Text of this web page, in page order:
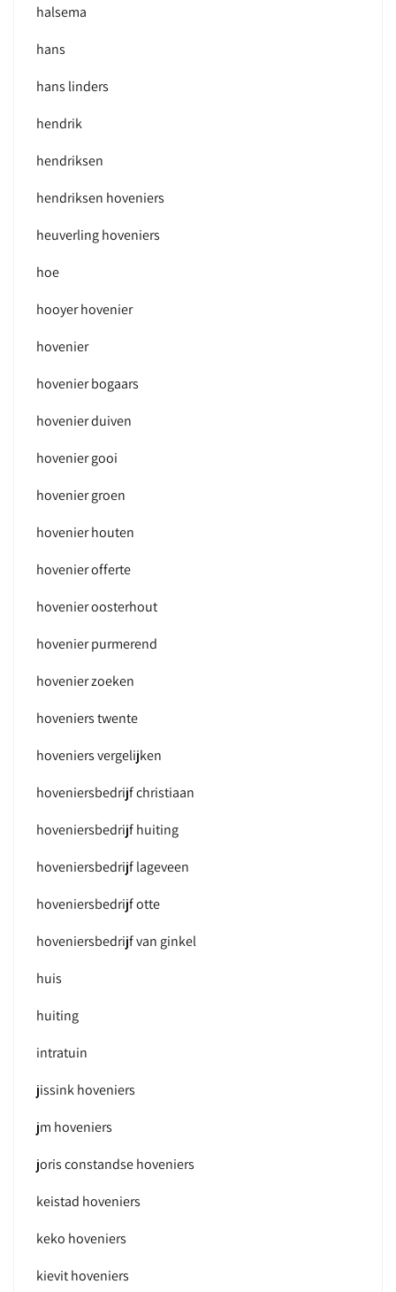
halsema
hans
hans linders
hendrik
hendriksen
hendriksen hoveniers
heuverling hoveniers
hoe
hooyer hovenier
hovenier
hovenier bogaars
hovenier duiven
hovenier gooi
hovenier groen
hovenier houten
hovenier offerte
hovenier oosterhout
hovenier purmerend
hovenier zoeken
hoveniers twente
hoveniers vergelijken
hoveniersbedrijf christiaan
hoveniersbedrijf huiting
hoveniersbedrijf lageveen
hoveniersbedrijf otte
hoveniersbedrijf van ginkel
huis
huiting
intratuin
jissink hoveniers
jm hoveniers
joris constandse hoveniers
keistad hoveniers
keko hoveniers
kievit hoveniers